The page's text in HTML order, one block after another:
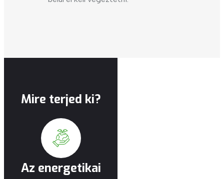
Mire terjed ki?
Az energetikai